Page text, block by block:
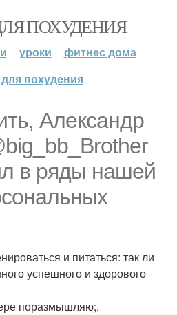
ПОХУДЕНИЯ
уроки
фитнес дома
похудения
Александр
в ряды нашей
и питаться: так ли
успешного и здорового
поразмышляю;.